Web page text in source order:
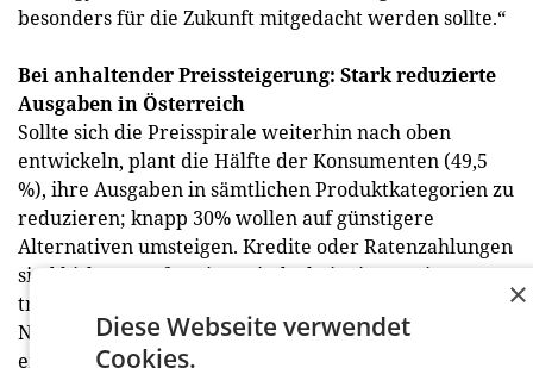
besonders für die Zukunft mitgedacht werden sollte.“
Bei anhaltender Preissteigerung: Stark reduzierte
Ausgaben in Österreich
Sollte sich die Preisspirale weiterhin nach oben
entwickeln, plant die Hälfte der Konsumenten (49,5
%), ihre Ausgaben in sämtlichen Produktkategorien zu
reduzieren; knapp 30% wollen auf günstigere
Alternativen umsteigen. Kredite oder Ratenzahlungen
sind bisher nur für eine Minderheit eine Option, um
trotz steigender Preise Anschaffungen im Bereich
Non-Food zu tätigen. Lediglich für vier Prozent kommt
ein Kredit bei guten Zinskonditionen infrage, und drei
×
Diese Webseite verwendet
Cookies.